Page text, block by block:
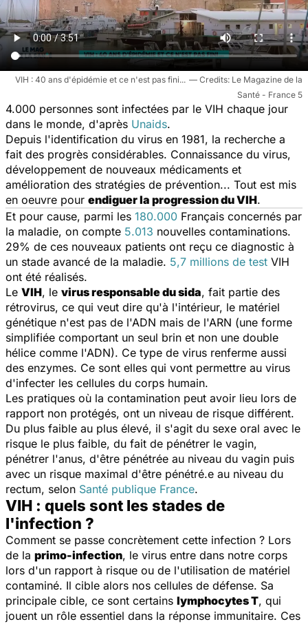
VIH : 40 ans d'épidémie et ce n'est pas fini...
Le Magazine de la
Santé - France 5
4.000 personnes sont infectées par le VIH chaque jour
dans le monde, d'après Unaids.
Depuis l'identification du virus en 1981, la recherche a
fait des progrès considérables. Connaissance du virus,
développement de nouveaux médicaments et
amélioration des stratégies de prévention... Tout est mis
en oeuvre pour endiguer la progression du VIH.
Et pour cause, parmi les 180.000 Français concernés par
la maladie, on compte 5.013 nouvelles contaminations.
29% de ces nouveaux patients ont reçu ce diagnostic à
un stade avancé de la maladie. 5,7 millions de test VIH
ont été réalisés.
Le VIH, le virus responsable du sida, fait partie des
rétrovirus, ce qui veut dire qu'à l'intérieur, le matériel
génétique n'est pas de l'ADN mais de l'ARN (une forme
simplifiée comportant un seul brin et non une double
hélice comme l'ADN). Ce type de virus renferme aussi
des enzymes. Ce sont elles qui vont permettre au virus
d'infecter les cellules du corps humain.
Les pratiques où la contamination peut avoir lieu lors de
rapport non protégés, ont un niveau de risque différent.
Du plus faible au plus élevé, il s'agit du sexe oral avec le
risque le plus faible, du fait de pénétrer le vagin,
pénétrer l'anus, d'être pénétrée au niveau du vagin puis
avec un risque maximal d'être pénétré.e au niveau du
rectum, selon Santé publique France.
VIH : quels sont les stades de
l'infection ?
Comment se passe concrètement cette infection ? Lors
de la primo-infection, le virus entre dans notre corps
lors d'un rapport à risque ou de l'utilisation de matériel
contaminé. Il cible alors nos cellules de défense. Sa
principale cible, ce sont certains lymphocytes T, qui
jouent un rôle essentiel dans la réponse immunitaire. Ces